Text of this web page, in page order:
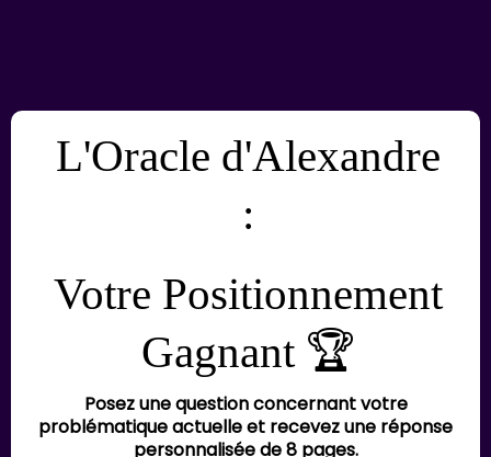
L'Oracle d'Alexandre
:
Votre Positionnement
Gagnant 🏆
Posez une question concernant votre
problématique actuelle et recevez une réponse
personnalisée de 8 pages.